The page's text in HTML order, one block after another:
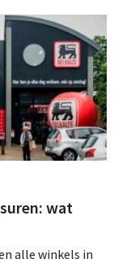
en
wat
alle winkels in